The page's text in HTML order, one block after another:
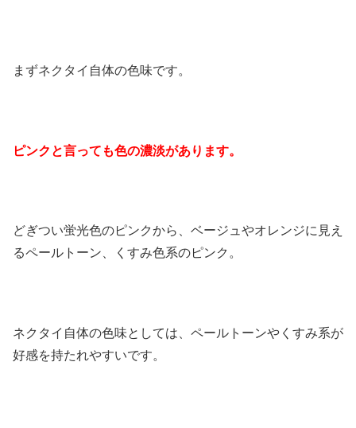
まずネクタイ自体の色味です。
ピンクと言っても色の濃淡があります。
どぎつい蛍光色のピンクから、ベージュやオレンジに見え
るペールトーン、くすみ色系のピンク。
ネクタイ自体の色味としては、ペールトーンやくすみ系が
好感を持たれやすいです。